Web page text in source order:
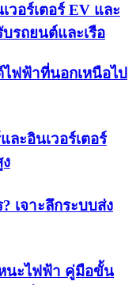
อร์เตอร์ EV และ
รถยนต์และเรือ
ฟฟ้าที่นอกเหนือไป
ะอินเวอร์เตอร์
เจาะลึกระบบส่ง
นะไฟฟ้า คู่มือขั้น